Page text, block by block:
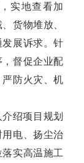
实地查看加
货物堆放、
展诉求。针
督促企业配
防火灾、机
绍项目规划
电、扬尘治
实高温施工